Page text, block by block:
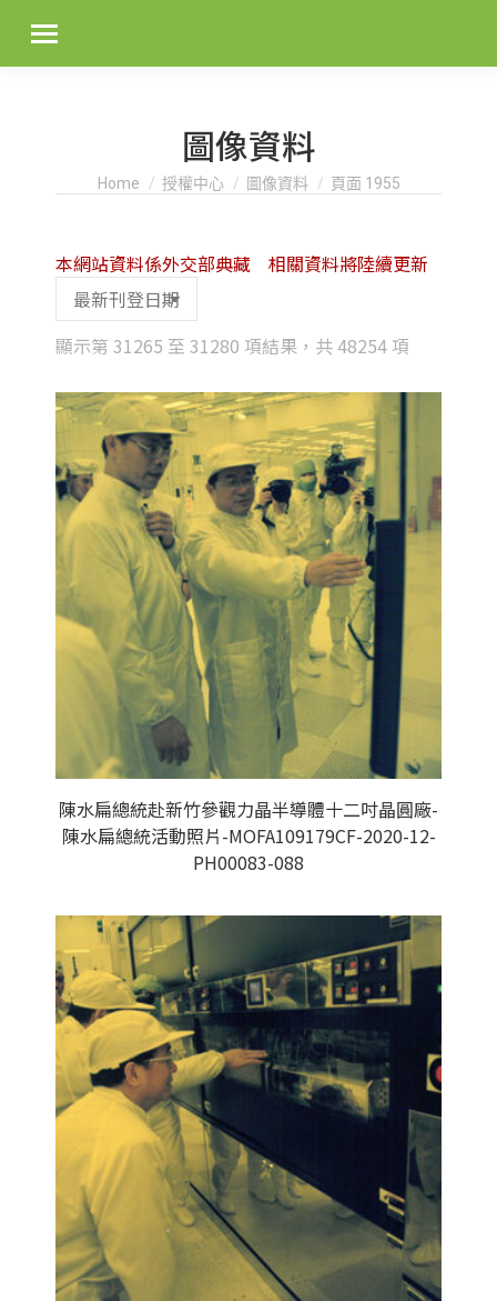
圖像資料
You are here:
Home 授權中心 圖像資料 頁面 1955
顯示第 31265 至 31280 項結果，共 48254 項
latest
本網站資料係外交部典藏 相關資料將陸續更新
陳水扁總統赴新竹參觀力晶半導體十二吋晶圓廠-
陳水扁總統活動照片-MOFA109179CF-2020-12-
PH00083-088